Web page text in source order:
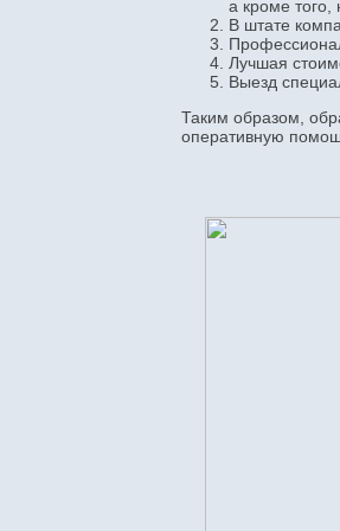
а кроме того,
В штате
Лучшая
Выезд
Таким образом,
оперативную